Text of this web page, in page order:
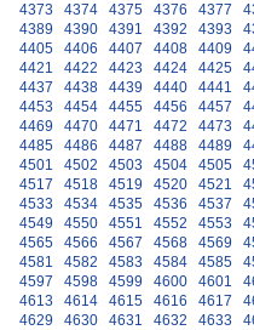
4373
4374 4375 4376 4377
4389
4390 4391 4392 4393
4405
4406 4407 4408 4409
4421
4422 4423 4424 4425
4437
4438 4439 4440 4441
4453
4454 4455 4456 4457
4469
4470 4471 4472 4473
4485
4486 4487 4488 4489
4501
4502 4503 4504 4505
4517
4518 4519 4520 4521
4533
4534 4535 4536 4537
4549
4550 4551 4552 4553
4565
4566 4567 4568 4569
4581
4582 4583 4584 4585
4597
4598 4599 4600 4601
4613
4614 4615 4616 4617
4629
4630 4631 4632 4633